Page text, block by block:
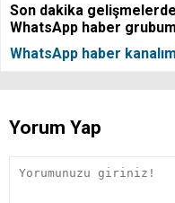
Son dakika
WhatsApp haber
WhatsApp haber
Yorum Yap